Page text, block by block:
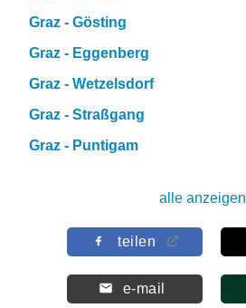
Graz - Gösting
Graz - Eggenberg
Graz - Wetzelsdorf
Graz - Straßgang
Graz - Puntigam
alle anzeigen
teilen
e-mail